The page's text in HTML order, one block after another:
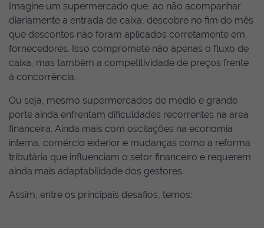
Imagine um supermercado que, ao não acompanhar
diariamente a entrada de caixa, descobre no fim do mês
que descontos não foram aplicados corretamente em
fornecedores. Isso compromete não apenas o fluxo de
caixa, mas também a competitividade de preços frente
à concorrência.
Ou seja, mesmo supermercados de médio e grande
porte ainda enfrentam dificuldades recorrentes na área
financeira. Ainda mais com oscilações na economia
interna, comércio exterior e mudanças como a reforma
tributária que influenciam o setor financeiro e requerem
ainda mais adaptabilidade dos gestores.
Assim, entre os principais desafios, temos: